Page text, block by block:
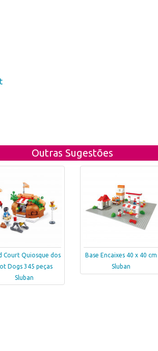
Outras Sugestões
Court Quiosque dos
Dogs 345 peças
Sluban
Base Encaixes 40 x 40 cm
Sluban